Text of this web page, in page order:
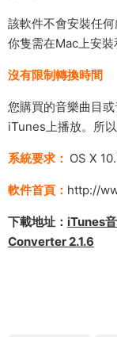
該軟件不會安裝任
你隻需在Mac上安裝
沒有限制轉換時間
您購買的音樂曲目
iTunes上播放。所
系統要求： OS X
軟件首頁： http://
下載地址： iTunes
Converter 2.1.6